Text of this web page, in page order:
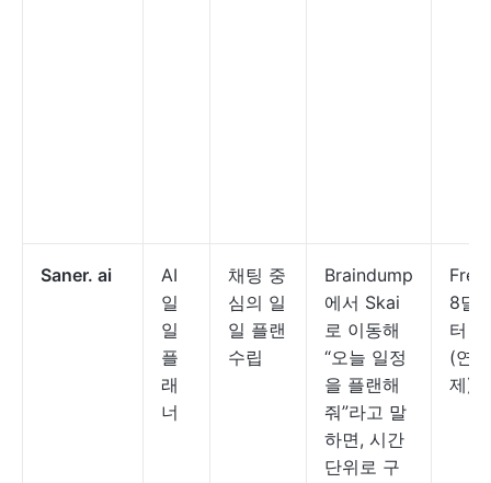
Saner. ai
AI
일
일
플
래
너
채팅 중
심의 일
일 플랜
수립
Braindump
에서 Skai
로 이동해
“오늘 일정
을 플랜해
줘”라고 말
하면, 시간
단위로 구
8달
터
(연
제)